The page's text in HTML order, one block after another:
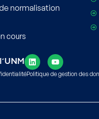
normalisation
cours
Politique de gestion des